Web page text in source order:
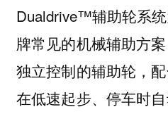
Dualdrive™辅助轮系
牌常见的机械辅助方
独立控制的辅助轮，
在低速起步、停车时